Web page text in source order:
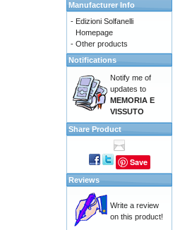
Manufacturer Info
- Edizioni Solfanelli
Homepage
- Other products
Notifications
Notify me of
updates to
MEMORIA E
VISSUTO
Share Product
Save
Reviews
Write a review
on this product!